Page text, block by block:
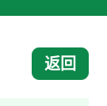
返回